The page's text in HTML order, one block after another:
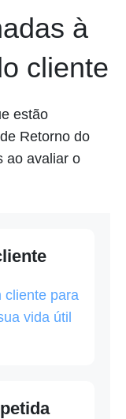
à
cliente
estão
Retorno do
ao avaliar o
cliente para
vida útil